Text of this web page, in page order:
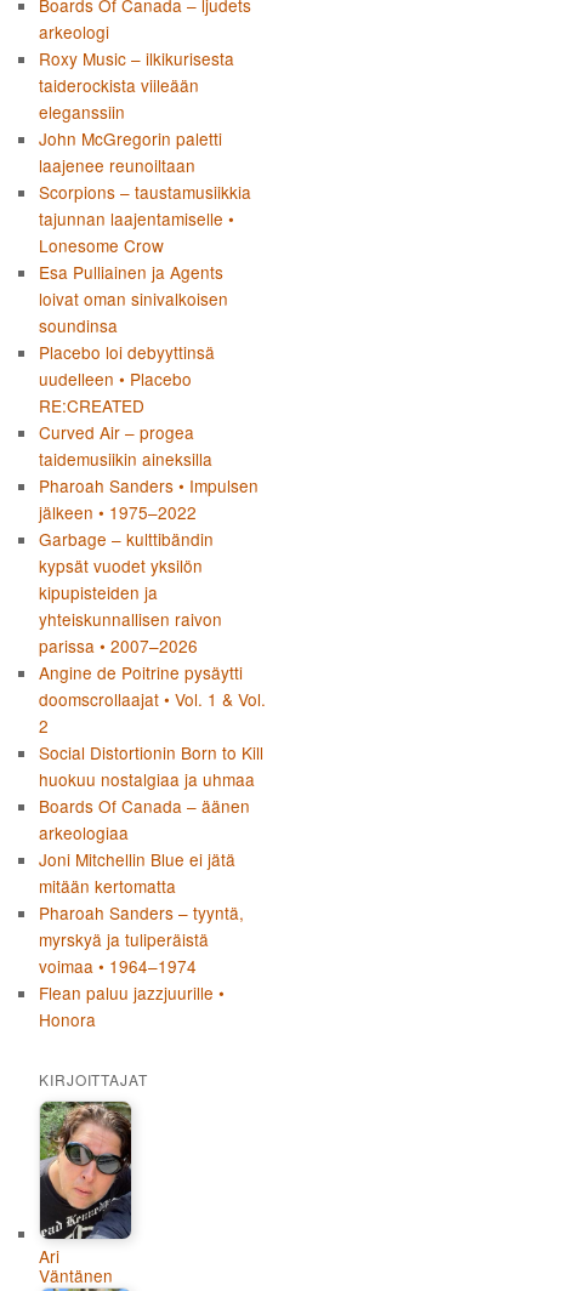
Boards Of Canada – ljudets
arkeologi
Roxy Music – ilkikurisesta
taiderockista viileään
eleganssiin
John McGregorin paletti
laajenee reunoiltaan
Scorpions – taustamusiikkia
tajunnan laajentamiselle •
Lonesome Crow
Esa Pulliainen ja Agents
loivat oman sinivalkoisen
soundinsa
Placebo loi debyyttinsä
uudelleen • Placebo
RE:CREATED
Curved Air – progea
taidemusiikin aineksilla
Pharoah Sanders • Impulsen
jälkeen • 1975–2022
Garbage – kulttibändin
kypsät vuodet yksilön
kipupisteiden ja
yhteiskunnallisen raivon
parissa • 2007–2026
Angine de Poitrine pysäytti
doomscrollaajat • Vol. 1 & Vol.
2
Social Distortionin Born to Kill
huokuu nostalgiaa ja uhmaa
Boards Of Canada – äänen
arkeologiaa
Joni Mitchellin Blue ei jätä
mitään kertomatta
Pharoah Sanders – tyyntä,
myrskyä ja tuliperäistä
voimaa • 1964–1974
Flean paluu jazzjuurille •
Honora
KIRJOITTAJAT
Ari
Väntänen